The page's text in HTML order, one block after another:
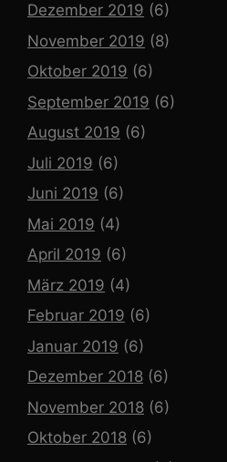
Dezember 2019 (6)
November 2019 (8)
Oktober 2019 (6)
September 2019 (6)
August 2019 (6)
Juli 2019 (6)
Juni 2019 (6)
Mai 2019 (4)
April 2019 (6)
März 2019 (4)
Februar 2019 (6)
Januar 2019 (6)
Dezember 2018 (6)
November 2018 (6)
Oktober 2018 (6)